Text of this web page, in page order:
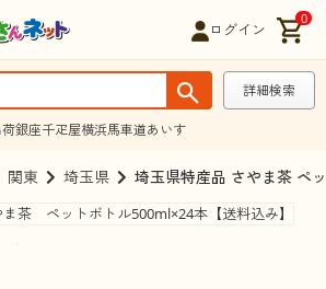
ログイン
0
詳細検索
銀座千疋屋横浜馬車道あいす
関東 埼玉県 埼玉県特産品 さやま茶 ペ